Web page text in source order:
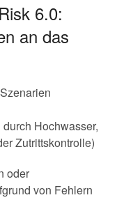
6.0:
an das
Hochwasser,
Zutrittskontrolle)
oder
von Fehlern